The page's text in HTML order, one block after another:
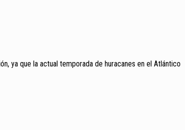
ya que la actual temporada de huracanes en el Atlántico